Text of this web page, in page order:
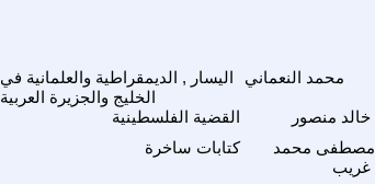
اليسار , الديمقراطية والعلمانية في
الخليج والجزيرة العربية
محمد النعماني
القضية الفلسطينية خالد منصور
كتابات ساخرة
مصطفى محمد
غريب